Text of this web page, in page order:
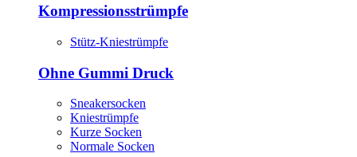
Kompressionsstrümpfe
Stütz-Kniestrümpfe
Ohne Gummi Druck
Sneakersocken
Kniestrümpfe
Kurze Socken
Normale Socken